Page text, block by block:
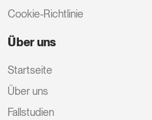
Cookie-Richtlinie
Über uns
Startseite
Über uns
Fallstudien